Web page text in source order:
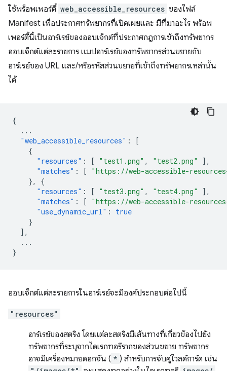
ใช้พร็อพเพอร์ตี้ web_accessible_resources ของไฟล์
Manifest เพื่อประกาศทรัพยากรที่เปิดเผยและ มีที่มาอะไร พร็อพ
เพอร์ตี้นี้เป็นอาร์เรย์ของออบเจ็กต์ที่ประกาศกฎการเข้าถึงทรัพยากร
ออบเจ็กต์แต่ละรายการ แมปอาร์เรย์ของทรัพยากรส่วนขยายกับ
อาร์เรย์ของ URL และ/หรือรหัสส่วนขยายที่เข้าถึงทรัพยากรเหล่านั้น
ได้
{
...
"web_accessible_resources" :
[
{
"resources" : [ "test1.png" , "test2.png"
],
"matches" : [
"https://web-accessible-
},
{
"resources" : [ "test3.png" , "test4.png"
],
"matches" : [
"https://web-accessible-
"use_dynamic_url" :
true
}
],
...
}
ออบเจ็กต์แต่ละรายการในอาร์เรย์จะมีองค์ประกอบต่อไปนี้
"resources"
อาร์เรย์ของสตริง โดยแต่ละสตริงมีเส้นทางที่เกี่ยวข้องไปยัง
ทรัพยากรที่ระบุจากไดเรกทอรีรากของส่วนขยาย ทรัพยากร
อาจมีเครื่องหมายดอกจัน ( * ) สำหรับการจับคู่ไวลด์การ์ด เช่น